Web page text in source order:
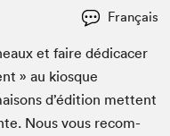
Français
et faire dédi­cac­er
» au kiosque
d’édi­tion met­tent
Nous vous recom­